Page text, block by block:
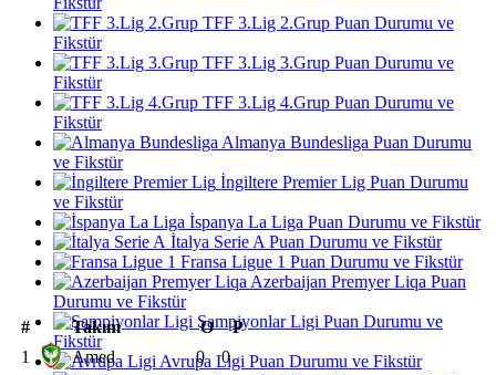
TFF 3.Lig 2.Grup Puan Durumu ve
Fikstür
TFF 3.Lig 3.Grup Puan Durumu ve
Fikstür
TFF 3.Lig 4.Grup Puan Durumu ve
Fikstür
Almanya Bundesliga Puan Durumu
ve Fikstür
İngiltere Premier Lig Puan Durumu
ve Fikstür
İspanya La Liga Puan Durumu ve Fikstür
İtalya Serie A Puan Durumu ve Fikstür
Fransa Ligue 1 Puan Durumu ve Fikstür
Azerbaijan Premyer Liqa Puan
Durumu ve Fikstür
Şampiyonlar Ligi Puan Durumu ve
Fikstür
Avrupa Ligi Puan Durumu ve Fikstür
# Takım O
P
1
Amed 0
0